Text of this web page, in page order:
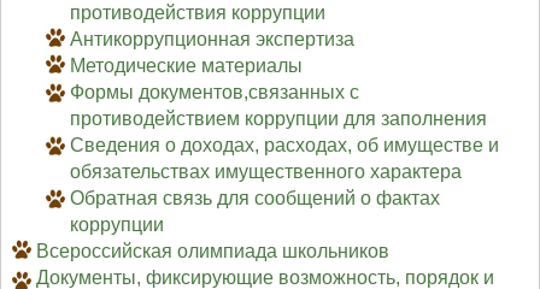
противодействия коррупции
Антикоррупционная экспертиза
Методические материалы
Формы документов,связанных с
противодействием коррупции для заполнения
Сведения о доходах, расходах, об имуществе и
обязательствах имущественного характера
Обратная связь для сообщений о фактах
коррупции
Всероссийская олимпиада школьников
Документы, фиксирующие возможность, порядок и